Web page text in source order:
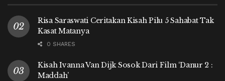
Risa Saraswati Ceritakan Kisah Pilu 5 Sahabat Tak
Kasat Matanya
0 SHARES
Kisah Ivanna Van Dijk Sosok Dari Film ‘Danur 2 :
Maddah’